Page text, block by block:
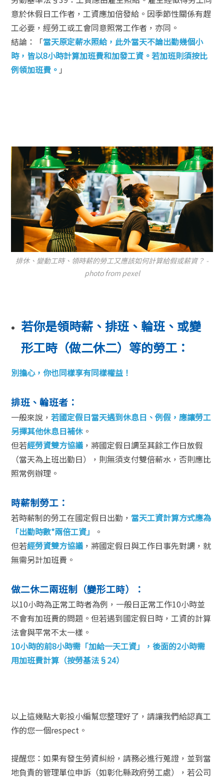
意於休假日工作者，工資應加倍發給。因季節性關係有趕
工必要，經勞工或工會同意照常工作者，亦同。
結論：「當天原定薪水照給，此外當天不論出勤幾個小
時，皆以8小時計算加班費和加發工資。若加班則須按比
例領加班費。 」
排休、變動工時、領時薪的勞工又應該如何計算給假或薪資？ -
photo from pexel
若你是領時薪、排班、輪班、或變
形工時（做二休二）等的勞工：
別擔心，你也同樣享有同樣權益！
排班、輪班者：
一般來說，若國定假日當天遇到休息日、例假，應讓勞工
另擇其他休息日補休 。
但若經勞資雙方協議 ，將國定假日調至其餘工作日放假
（當天為上班出勤日），則無須支付雙倍薪水，否則應比
照常例辦理。
時薪制勞工：
若時薪制的勞工在國定假日出勤， 當天工資計算方式應為
「出勤時數*兩倍工資」
。
但若經勞資雙方協議 ，將國定假日與工作日事先對調，就
無需另計加班費。
做二休二兩班制（變形工時）：
以10小時為正常工時者為例，一般日正常工作10小時並
不會有加班費的問題。但若遇到國定假日時，工資的計算
法會與平常不太一樣。
10小時的前8小時需「加給一天工資」，後面的2小時需
用加班費計算（按勞基法§24）
以上這幾點大彰投小編幫您整理好了，請讓我們給認真工
作的您一個respect。
提醒您：如果有發生勞資糾紛，請務必進行蒐證，並到當
地負責的管理單位申訴（如彰化縣政府勞工處），若公司